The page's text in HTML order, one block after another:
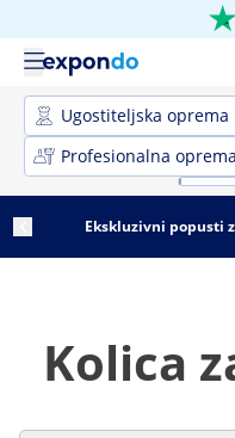
Ugostiteljska oprema
Profesionalna
Ekskluzivni popusti
Kolica